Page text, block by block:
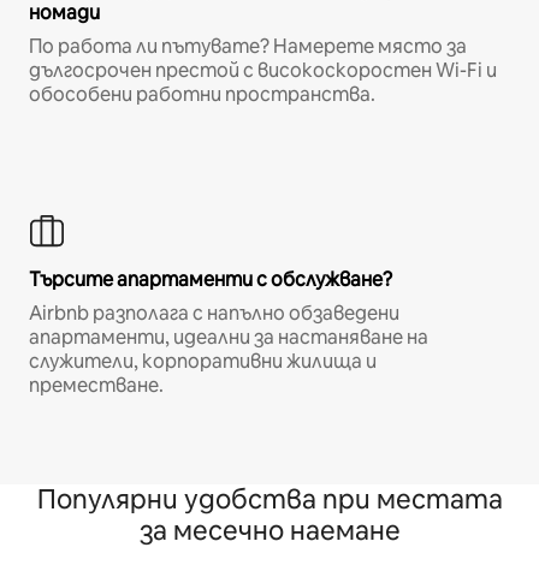
номади
По работа ли пътувате? Намерете място за
дългосрочен престой с високоскоростен Wi-Fi и
обособени работни пространства.
Търсите апартаменти с обслужване?
Airbnb разполага с напълно обзаведени
апартаменти, идеални за настаняване на
служители, корпоративни жилища и
преместване.
Популярни удобства при местата
за месечно наемане